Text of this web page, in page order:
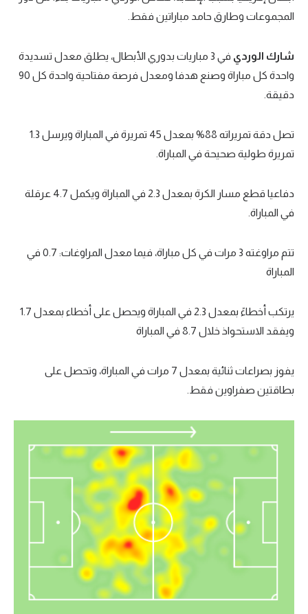
المجموعات وطارق حامد مباراتين فقط.
شارك الوردي
في 3 مباريات بدوري الأبطال، يطلق معدل تسديدة
واحدة كل مباراة وصنع هدفا ومعدل فرصة مفتاحية واحدة كل 90
دقيقة.
تصل دقة تمريراته 88% بمعدل 45 تمريرة في المباراة ويرسل 1.3
تمريرة طولية صحيحة في المباراة.
دفاعيا قطع مسار الكرة بمعدل 2.3 في المباراة ويكمل 4.7 عرقلة
في المباراة.
تتم مراوغته 3 مرات في كل مباراة، فيما معدل المراوغات: 0.7 في
المباراة
يرتكب أخطاءً بمعدل 2.3 في المباراة ويحصل على أخطاء بمعدل 1.7
ويفقد الاستحواذ خلال 8.7 في المباراة
يفوز بصراعات ثنائية بمعدل 7 مرات في المباراة، وتحصل على
بطاقتين صفراوين فقط.